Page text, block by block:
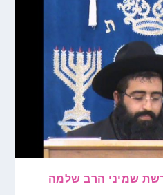
שמיני הרב שלמה